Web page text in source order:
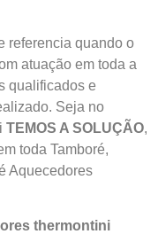
referencia quando o
atuação em toda a
qualificados e
Seja no
TEMOS A SOLUÇÃO,
toda Tamboré,
Aquecedores
thermontini